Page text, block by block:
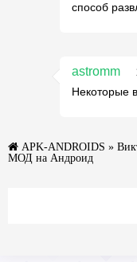
способ
astromm
Некоторые
APK-ANDROIDS »
МОД на Андроид